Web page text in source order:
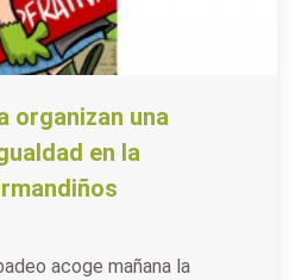
organizan una
en la
acoge mañana la